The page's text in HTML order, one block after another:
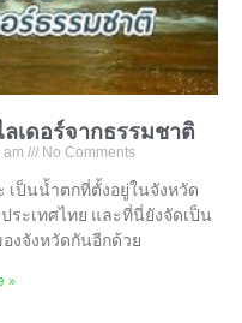
เดอร์จากธรรมชาติ
am No Comments
เป็นน้ำตกที่ตั้งอยู่ในจังหวัด
ระเทศไทย และที่นี่ยังจัดเป็น
งจังหวัดกันอีกด้วย
»